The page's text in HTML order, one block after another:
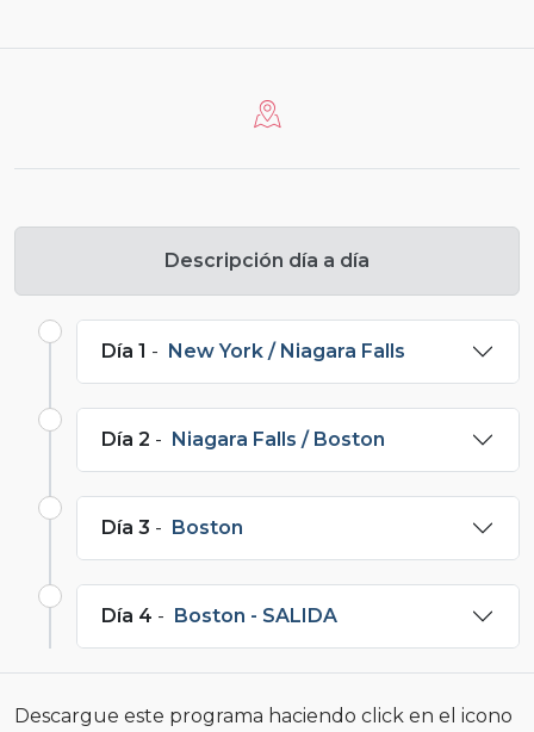
Descripción día a día
Día 1 - New York / Niagara Falls
Día 2 - Niagara Falls / Boston
Día 3 - Boston
Día 4 - Boston - SALIDA
Descargue este programa haciendo click en el icono